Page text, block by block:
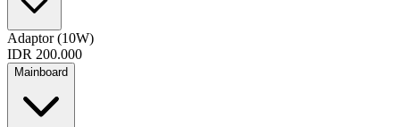
Adaptor (10W)
IDR 200.000
Mainboard